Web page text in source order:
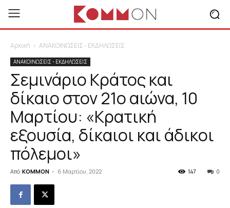
Αρχική ΑΝΑΚΟΙΝΩΣΕΙΣ - ΕΚΔΗΛΩΣΕΙΣ
ΑΝΑΚΟΙΝΩΣΕΙΣ - ΕΚΔΗΛΩΣΕΙΣ
Σεμινάριο Κράτος και
δίκαιο στον 21ο αιώνα, 10
Μαρτίου: «Κρατική
εξουσία, δίκαιοι και άδικοι
πόλεμοι»
Από KOMMON - 6 Μαρτίου, 2022 0
147